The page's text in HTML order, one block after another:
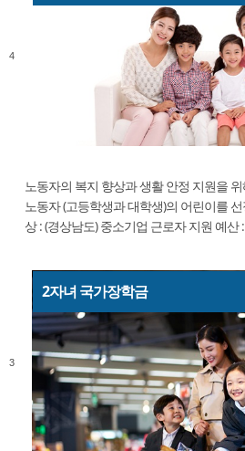
4
노동자의 복지 향상과 생활 안정 지원을
노동자 (고등학생과 대학생)의 어린이를
상 : (경상남도) 중소기업 근로자 지원 예산
200만 원 이내 소개 및 선택 - 4월에 ...
3
2자녀 국가장학금